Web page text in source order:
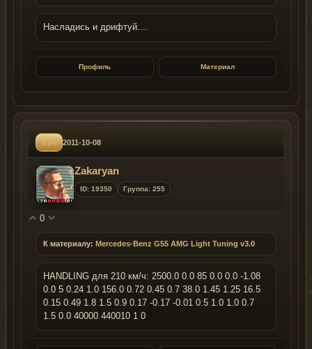
Насладись и дрифтуй....
Профиль Материал
#14 2011-10-08
Zakaryan
ID: 19350 Группа: 255
0
К материалу: Mercedes-Benz G55 AMG Light Tuning v3.0
HANDLING для 210 км/ч: 2500.0 0.0 85 0.0 0.0 -1.08
0.0 5 0.24 1.0 156.0 0.72 0.45 0.7 38.0 1.45 1.25 16.5
0.15 0.49 1.8 1.5 0.9 0.17 -0.17 -0.01 0.5 1.0 1.0 0.7
1.5 0.0 40000 440010 1 0